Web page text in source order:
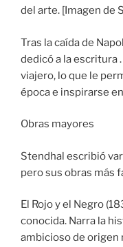
del arte. [Imagen de
Tras la caída de
dedicó a la escritura
viajero, lo que le
época e inspirarse
Obras mayores
Stendhal escribió
pero sus obras más
El Rojo y el Negro
conocida. Narra la
ambicioso de origen